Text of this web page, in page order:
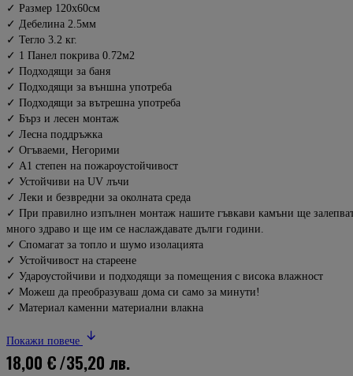
✓ Размер 120х60см
✓ Дебелина 2.5мм
✓ Тегло 3.2 кг.
✓ 1 Панел покрива 0.72м2
✓ Подходящи за баня
✓ Подходящи за външна употреба
✓ Подходящи за вътрешна употреба
✓ Бърз и лесен монтаж
✓ Лесна поддръжка
✓ Огъваеми, Негорими
✓ A1 степен на пожароустойчивост
✓ Устойчиви на UV лъчи
✓ Леки и безвредни за околната среда
✓ При правилно изпълнен монтаж нашите гъвкави камъни ще
много здраво и ще им се наслаждавате дълги години.
✓ Спомагат за топло и шумо изолацията
✓ Устойчивост на стареене
✓ Удароустойчиви и подходящи за помещения с висока влажност
✓ Можеш да преобразуваш дома си само за минути!
✓ Материал каменни материални влакна
Покажи повече
18,00 €/35,20 лв.